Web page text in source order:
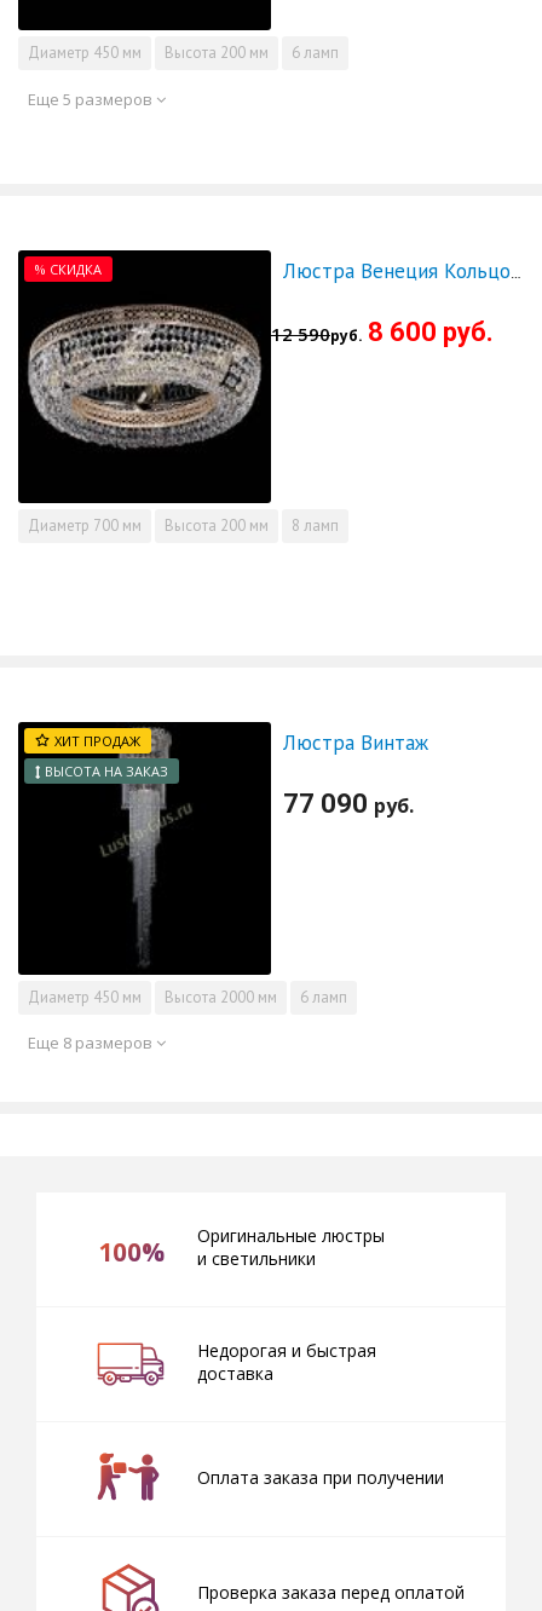
Диаметр 450 мм Высота 200 мм 6 ламп
Еще 5 размеров
% СКИДКА
12 590руб. 8 600 руб.
Диаметр 700 мм Высота 200 мм 8 ламп
ХИТ ПРОДАЖ
ВЫСОТА НА ЗАКАЗ
Люстра Винтаж
77 090 руб.
Диаметр 450 мм Высота 2000 мм 6 ламп
Еще 8 размеров
100%
Оригинальные люстры
и светильники
Недорогая и быстрая
доставка
Оплата заказа при получении
Проверка заказа перед оплатой